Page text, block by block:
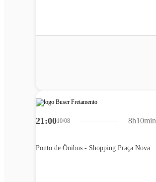
21:0010/08
Ponto de Ônibus - Shopping Praça Nova
8h10min